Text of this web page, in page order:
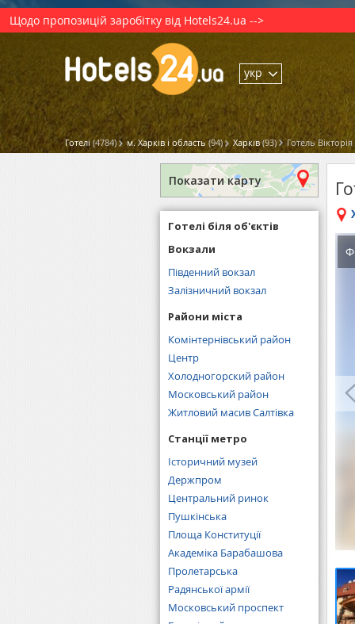
Щодо пропозицій заробітку від Hotels24.ua -->
укр
Готелі (4784) м. Харків і область (94) Харків (93) Готель Вікторія
Показати карту
Готелі біля об'єктів
Вокзали
Південний вокзал
Залізничний вокзал
Райони міста
Комінтернівський район
Центр
Холодногорский район
Московський район
Житловий масив Салтівка
Станції метро
Історичний музей
Держпром
Центральний ринок
Пушкінська
Площа Конституції
Академіка Барабашова
Пролетарська
Радянської армії
Московський проспект